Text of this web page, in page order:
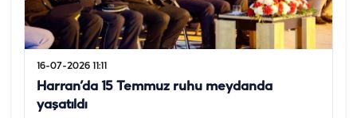
16-07-2026 11:11
Harran’da 15 Temmuz ruhu meydanda
yaşatıldı